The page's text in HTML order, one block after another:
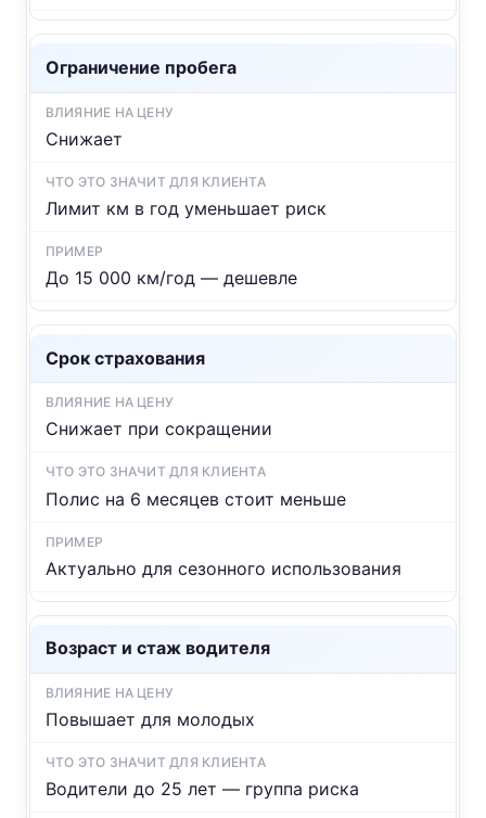
Ограничение пробега
Снижает
Лимит км в год уменьшает риск
До 15 000 км/год — дешевле
Срок страхования
Снижает при сокращении
Полис на 6 месяцев стоит меньше
Актуально для сезонного использования
Возраст и стаж водителя
Повышает для молодых
Водители до 25 лет — группа риска